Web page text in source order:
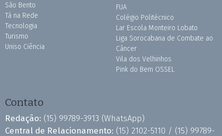
São Bento
Tá na Rede
Tecnologia
Turismo
Uniso Ciência
FUA
Colégio Politécnico
Lar Escola Monteiro Lobato
Liga Sorocabana de Combate ao
Câncer
Vila dos Velhinhos
Pink do Bem OSSEL
Contato
Redação: (15) 99789-3913 (WhatsApp)
Central de Relacionamento: (15) 2102-5110 / (15) 99789-